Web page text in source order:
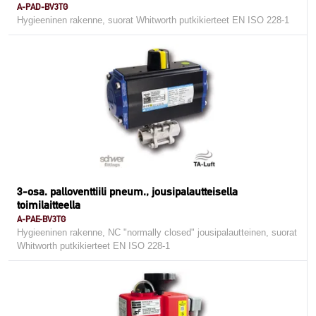
A-PAD-BV3TG
Hygieeninen rakenne, suorat Whitworth putkikierteet EN ISO 228-1
3-osa. palloventtiili pneum., jousipalautteisella
toimilaitteella
A-PAE-BV3TG
Hygieeninen rakenne, NC "normally closed" jousipalautteinen, suorat
Whitworth putkikierteet EN ISO 228-1